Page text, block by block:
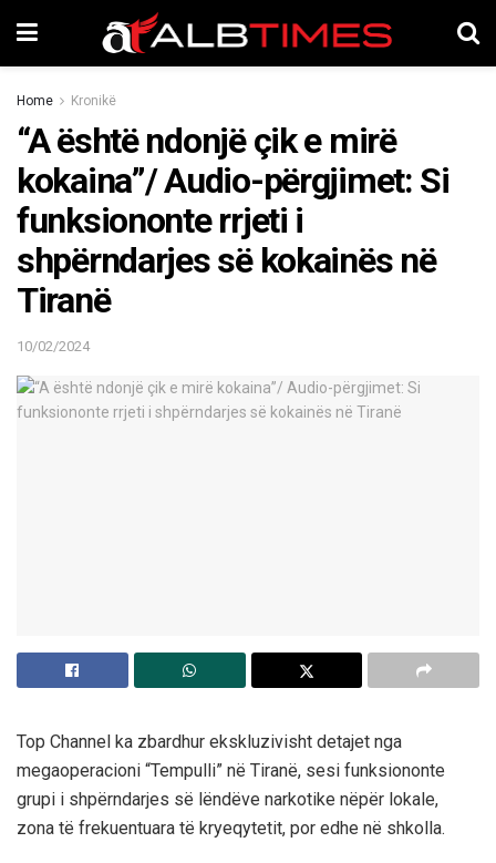
Home Kronikë
“A është ndonjë çik e mirë
kokaina”/ Audio-përgjimet: Si
funksiononte rrjeti i
shpërndarjes së kokainës në
Tiranë
10/02/2024
Top Channel ka zbardhur ekskluzivisht detajet nga
megaoperacioni “Tempulli” në Tiranë, sesi funksiononte
grupi i shpërndarjes së lëndëve narkotike nëpër lokale,
zona të frekuentuara të kryeqytetit, por edhe në shkolla.